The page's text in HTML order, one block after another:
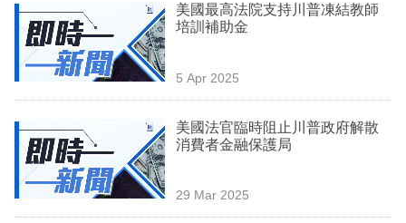
美國最高法院支持川普凍結教師
培訓補助金
5 Apr 2025
美國法官臨時阻止川普政府解散
消費者金融保護局
29 Mar 2025